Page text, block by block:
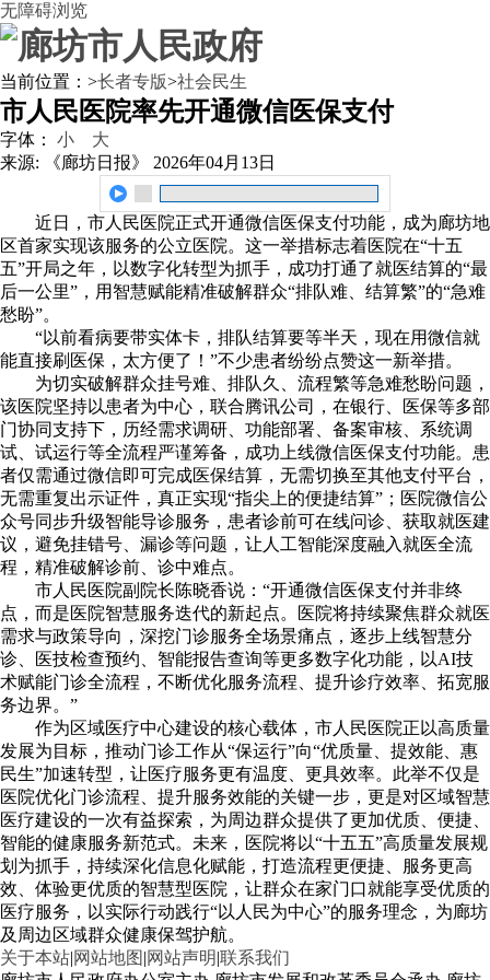
无障碍浏览
当前位置： >长者专版>社会民生
市人民医院率先开通微信医保支付
字体： 小
大
来源: 《廊坊日报》
2026年04月13日
近日，市人民医院正式开通微信医保支付功能，成为廊坊地
区首家实现该服务的公立医院。这一举措标志着医院在“十五
五”开局之年，以数字化转型为抓手，成功打通了就医结算的“最
后一公里”，用智慧赋能精准破解群众“排队难、结算繁”的“急难
愁盼”。
“以前看病要带实体卡，排队结算要等半天，现在用微信就
能直接刷医保，太方便了！”不少患者纷纷点赞这一新举措。
为切实破解群众挂号难、排队久、流程繁等急难愁盼问题，
该医院坚持以患者为中心，联合腾讯公司，在银行、医保等多部
门协同支持下，历经需求调研、功能部署、备案审核、系统调
试、试运行等全流程严谨筹备，成功上线微信医保支付功能。患
者仅需通过微信即可完成医保结算，无需切换至其他支付平台，
无需重复出示证件，真正实现“指尖上的便捷结算”；医院微信公
众号同步升级智能导诊服务，患者诊前可在线问诊、获取就医建
议，避免挂错号、漏诊等问题，让人工智能深度融入就医全流
程，精准破解诊前、诊中难点。
市人民医院副院长陈晓香说：“开通微信医保支付并非终
点，而是医院智慧服务迭代的新起点。医院将持续聚焦群众就医
需求与政策导向，深挖门诊服务全场景痛点，逐步上线智慧分
诊、医技检查预约、智能报告查询等更多数字化功能，以AI技
术赋能门诊全流程，不断优化服务流程、提升诊疗效率、拓宽服
务边界。”
作为区域医疗中心建设的核心载体，市人民医院正以高质量
发展为目标，推动门诊工作从“保运行”向“优质量、提效能、惠
民生”加速转型，让医疗服务更有温度、更具效率。此举不仅是
医院优化门诊流程、提升服务效能的关键一步，更是对区域智慧
医疗建设的一次有益探索，为周边群众提供了更加优质、便捷、
智能的健康服务新范式。未来，医院将以“十五五”高质量发展规
划为抓手，持续深化信息化赋能，打造流程更便捷、服务更高
效、体验更优质的智慧型医院，让群众在家门口就能享受优质的
医疗服务，以实际行动践行“以人民为中心”的服务理念，为廊坊
及周边区域群众健康保驾护航。
关于本站|网站地图 |网站声明|联系我们